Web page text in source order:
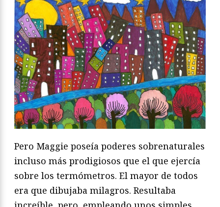
Pero Maggie poseía poderes sobrenaturales
incluso más prodigiosos que el que ejercía
sobre los termómetros. El mayor de todos
era que dibujaba milagros. Resultaba